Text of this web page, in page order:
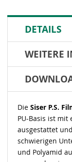
DETAILS
WEITERE
Die Siser P.S.
PU-Basis ist
ausgestattet
schwierigen
und Polyamid